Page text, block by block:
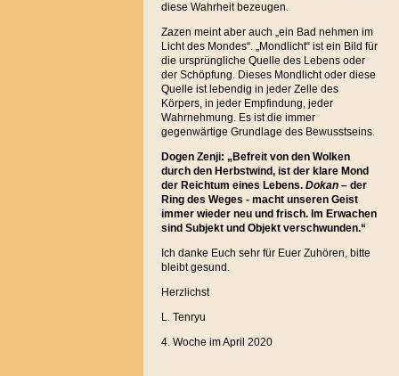
diese Wahrheit bezeugen.
Zazen meint aber auch „ein Bad nehmen im
Licht des Mondes“. „Mondlicht“ ist ein Bild für
die ursprüngliche Quelle des Lebens oder
der Schöpfung. Dieses Mondlicht oder diese
Quelle ist lebendig in jeder Zelle des
Körpers, in jeder Empfindung, jeder
Wahrnehmung. Es ist die immer
gegenwärtige Grundlage des Bewusstseins.
Dogen Zenji: „Befreit von den Wolken
durch den Herbstwind, ist der klare Mond
der Reichtum eines Lebens. Dokan– der
Ring des Weges - macht unseren Geist
immer wieder neu und frisch. Im Erwachen
sind Subjekt und Objekt verschwunden.“
Ich danke Euch sehr für Euer Zuhören, bitte
bleibt gesund.
Herzlichst
L. Tenryu
4. Woche im April 2020